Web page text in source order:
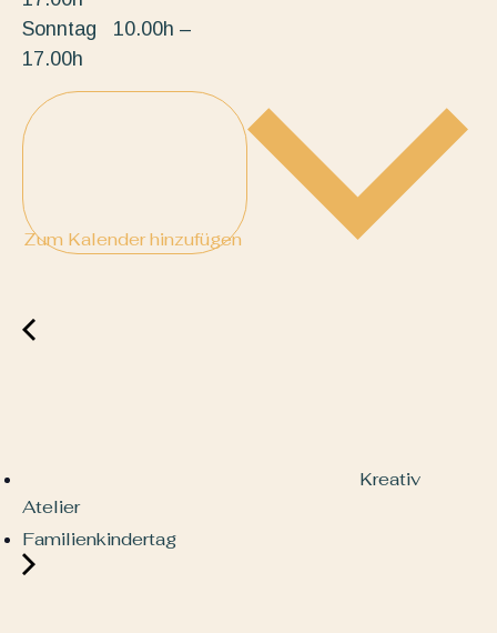
Sonntag 10.00h –
17.00h
Zum Kalender hinzufügen
Kreativ
Atelier
Familienkindertag